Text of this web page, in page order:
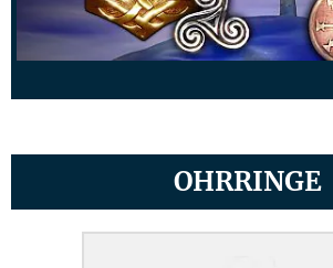
OHRRINGE